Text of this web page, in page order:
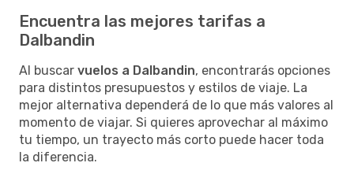
Encuentra las mejores tarifas a
Dalbandin
Al buscar vuelos a Dalbandin, encontrarás opciones
para distintos presupuestos y estilos de viaje. La
mejor alternativa dependerá de lo que más valores al
momento de viajar. Si quieres aprovechar al máximo
tu tiempo, un trayecto más corto puede hacer toda
la diferencia.